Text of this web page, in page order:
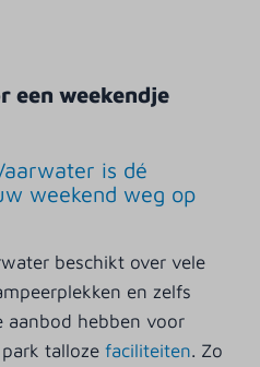
een weekendje
is dé
weekend weg op
beschikt over vele
en zelfs
aanbod hebben voor
park tallozefaciliteiten. Zo